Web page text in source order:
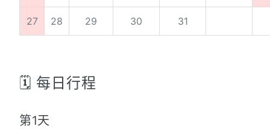
27 28 29 30 31
🗓️ 每日行程
第1天